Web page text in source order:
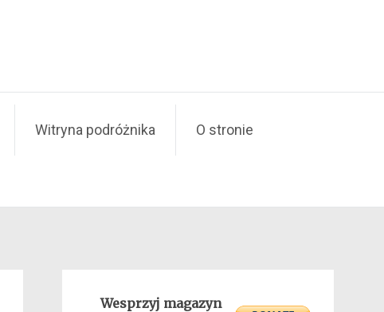
Witryna podróżnika O stronie
Wesprzyj magazyn